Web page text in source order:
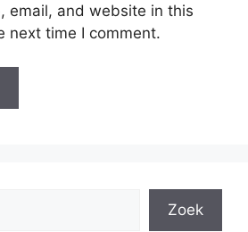
email, and website in this
next time I comment.
Zoek